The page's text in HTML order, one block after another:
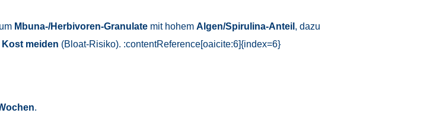
Mbuna-/Herbivoren-Granulatemit hohem Algen/Spirulina-Anteil , dazu
meiden (Bloat-Risiko). :contentReference[oaicite:6]{index=6}
.